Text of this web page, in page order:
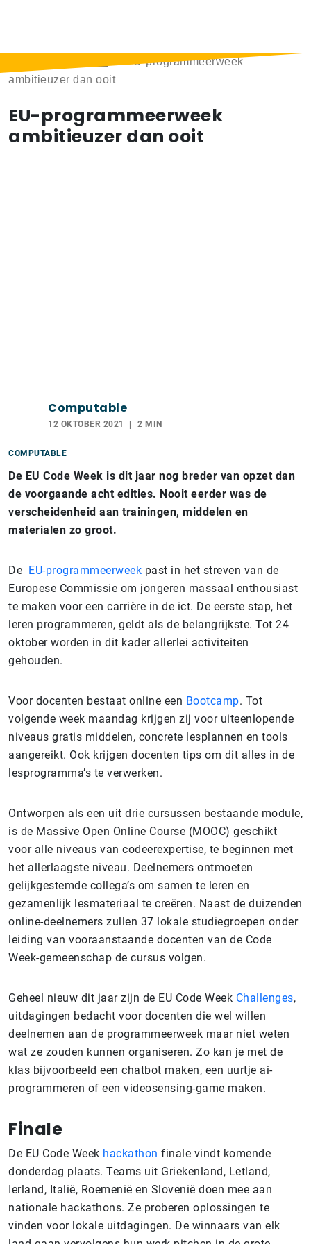
EU-programmeerweek
ambitieuzer dan ooit
EU-programmeerweek
ambitieuzer dan ooit
Computable
12 OKTOBER 2021 2 MIN
COMPUTABLE
De EU Code Week is dit jaar nog breder van opzet dan
de voorgaande acht edities. Nooit eerder was de
verscheidenheid aan trainingen, middelen en
materialen zo groot.
De EU-programmeerweek past in het streven van de
Europese Commissie om jongeren massaal enthousiast
te maken voor een carrière in de ict. De eerste stap, het
leren programmeren, geldt als de belangrijkste. Tot 24
oktober worden in dit kader allerlei activiteiten
gehouden.
Voor docenten bestaat online een Bootcamp. Tot
volgende week maandag krijgen zij voor uiteenlopende
niveaus gratis middelen, concrete lesplannen en tools
aangereikt. Ook krijgen docenten tips om dit alles in de
lesprogramma’s te verwerken.
Ontworpen als een uit drie cursussen bestaande module,
is de Massive Open Online Course (MOOC) geschikt
voor alle niveaus van codeerexpertise, te beginnen met
het allerlaagste niveau. Deelnemers ontmoeten
gelijkgestemde collega’s om samen te leren en
gezamenlijk lesmateriaal te creëren. Naast de duizenden
online-deelnemers zullen 37 lokale studiegroepen onder
leiding van vooraanstaande docenten van de Code
Week-gemeenschap de cursus volgen.
Geheel nieuw dit jaar zijn de EU Code Week Challenges,
uitdagingen bedacht voor docenten die wel willen
deelnemen aan de programmeerweek maar niet weten
wat ze zouden kunnen organiseren. Zo kan je met de
klas bijvoorbeeld een chatbot maken, een uurtje ai-
programmeren of een videosensing-game maken.
Finale
De EU Code Week hackathon finale vindt komende
donderdag plaats. Teams uit Griekenland, Letland,
Ierland, Italië, Roemenië en Slovenië doen mee aan
nationale hackathons. Ze proberen oplossingen te
vinden voor lokale uitdagingen. De winnaars van elk